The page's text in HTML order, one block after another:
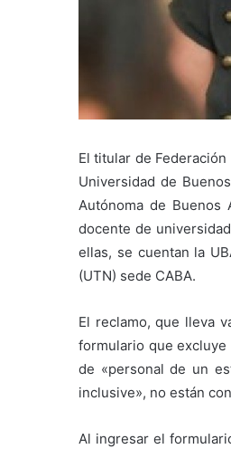
El titular de
Universidad de
Autónoma de Buenos
docente de
ellas, se cuentan la
(UTN) sede CABA.
El reclamo, que lleva
formulario que
de «personal de un
inclusive», no están
Al ingresar el